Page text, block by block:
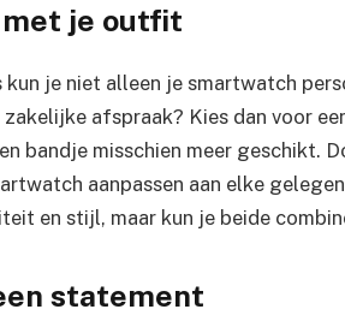
je outfit
kun je niet alleen je smartwatch
zakelijke afspraak? Kies dan voor
bandje misschien meer geschikt.
aanpassen aan elke
en stijl, maar kun je beide
statement